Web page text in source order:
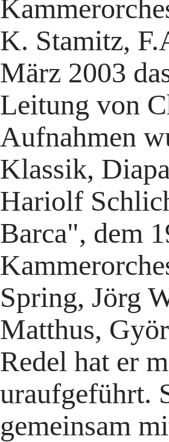
K. Stamitz,
März 2003
Leitung von
Aufnahmen
Klassik,
Hariolf
Barca", dem
Spring, Jörg
Matthus,
Redel hat er
uraufgeführt.
gemeinsam